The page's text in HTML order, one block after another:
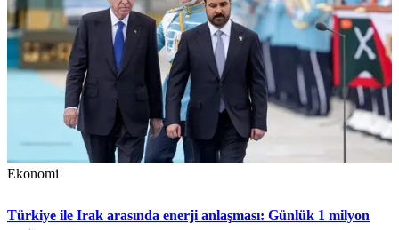
Ekonomi
Türkiye ile Irak arasında enerji anlaşması: Günlük 1 milyon